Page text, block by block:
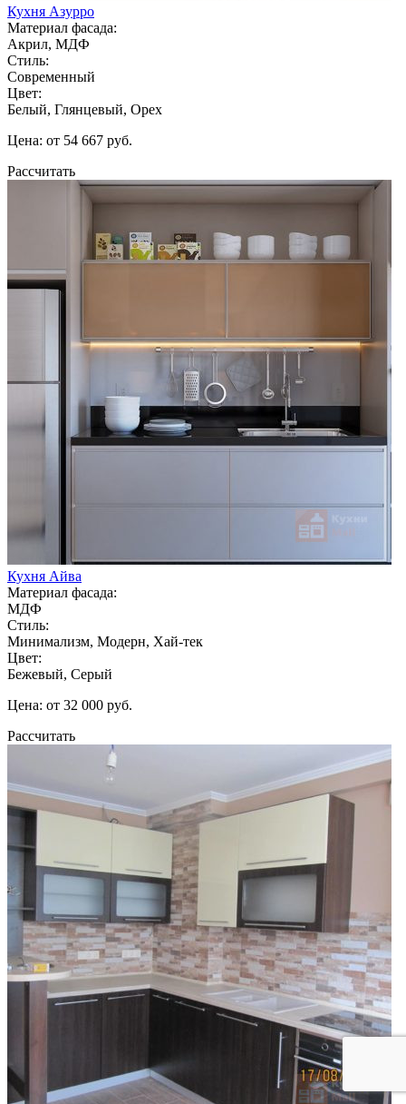
Кухня Азурро
Материал фасада:
Акрил, МДФ
Стиль:
Современный
Цвет:
Белый, Глянцевый, Орех
Цена: от 54 667 руб.
Рассчитать
Кухня Айва
Материал фасада:
МДФ
Стиль:
Минимализм, Модерн, Хай-тек
Цвет:
Бежевый, Серый
Цена: от 32 000 руб.
Рассчитать